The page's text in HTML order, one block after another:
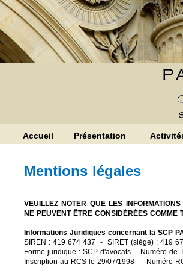
Accueil Présentation
Mentions légales
VEUILLEZ NOTER QUE LES
NE PEUVENT ÊTRE CONSIDÉRÉES COMME
Informations Juridiques concernant la SCP
SIREN : 419 674 437 - SIRET (siège) : 419
Forme juridique : SCP d'avocats - Numéro de
Inscription au RCS le 29/07/1998 - Numéro